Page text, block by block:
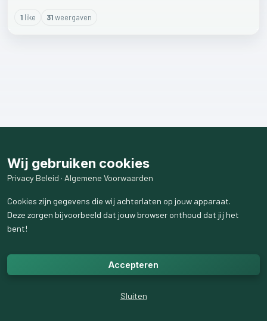
1like 31weergaven
Wij gebruiken cookies
Privacy Beleid · Algemene Voorwaarden
Cookies zijn gegevens die wij achterlaten op jouw apparaat.
Deze zorgen bijvoorbeeld dat jouw browser onthoud dat jij het
bent!
Accepteren
Sluiten